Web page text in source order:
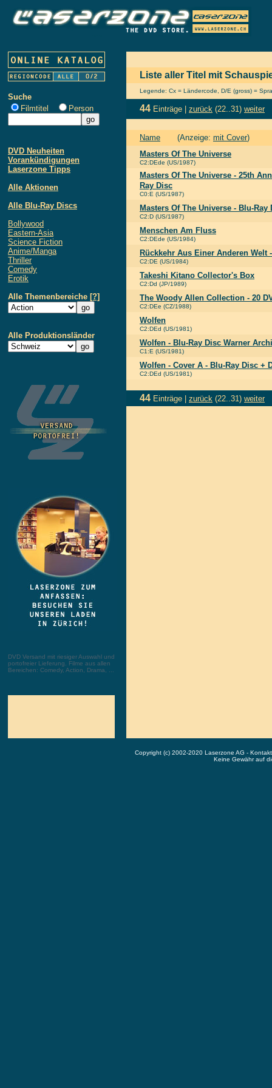
Suche
Filmtitel
Person
DVD Neuheiten
Vorankündigungen
Laserzone Tipps
Alle Aktionen
Alle Blu-Ray Discs
Bollywood
Eastern-Asia
Science Fiction
Anime/Manga
Thriller
Comedy
Erotik
Alle Themenbereiche [?]
Alle Produktionsländer
DVD Versand mit riesiger Auswahl und
portofreier Lieferung. Filme aus allen
Bereichen: Comedy, Action, Drama, ...
Liste aller Titel mit
Legende: Cx = Ländercode, D/E (gross) =
44 Einträge | zurück (22..31) weiter
Name (Anzeige: mit Cover)
Masters Of The Universe
C2:DEde (US/1987)
Masters Of The Universe - 25th
Ray Disc
C0:E (US/1987)
Masters Of The Universe - Blu-Ray
C2:D (US/1987)
Menschen Am Fluss
C2:DEde (US/1984)
Rückkehr Aus Einer Anderen
C2:DE (US/1984)
Takeshi Kitano Collector's Box
C2:Dd (JP/1989)
The Woody Allen Collection - 20
C2:DEe (CZ/1988)
Wolfen
C2:DEd (US/1981)
Wolfen - Blu-Ray Disc Warner
C1:E (US/1981)
Wolfen - Cover A - Blu-Ray Disc +
C2:DEd (US/1981)
44 Einträge | zurück (22..31) weiter
Copyright (c) 2002-2020 Laserzone AG -
Keine Gewähr auf